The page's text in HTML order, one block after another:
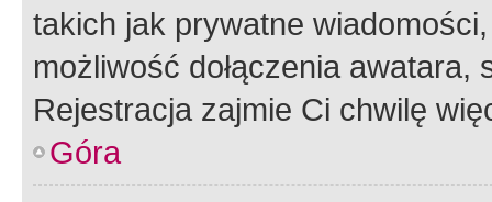
takich jak prywatne
możliwość dołączenia
Rejestracja zajmie Ci chwilę
Góra